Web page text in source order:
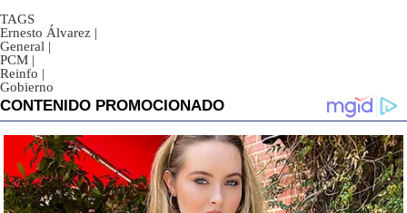
TAGS
Ernesto Álvarez |
General |
PCM |
Reinfo |
Gobierno